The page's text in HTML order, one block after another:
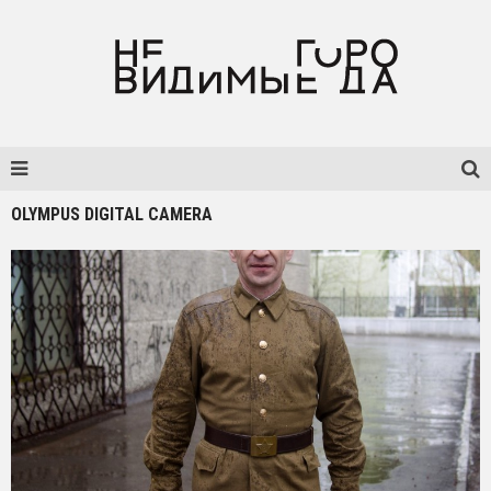
OLYMPUS DIGITAL CAMERA